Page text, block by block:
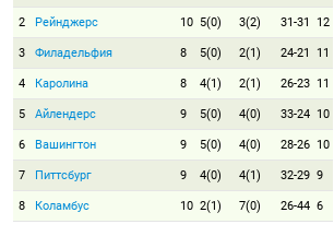
2 Рейнджерс 10 5(0) 3(2) 31-31 12
3 Филадельфия 8 5(0) 2(1) 24-21 11
4 Каролина 8 4(1) 2(1) 26-23 11
5 Айлендерс 9 5(0) 4(0) 33-24 10
6 Вашингтон 9 5(0) 4(0) 28-26 10
7 Питтсбург 9 4(0) 4(1) 32-29 9
8 Коламбус 10 2(1) 7(0) 26-44 6